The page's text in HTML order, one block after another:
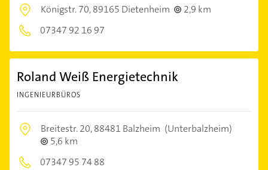
Königstr. 70,89165 Dietenheim
2,9 km
07347 92 16 97
Roland Weiß Energietechnik
INGENIEURBÜROS
Breitestr. 20,88481 Balzheim (Unterbalzheim)
5,6 km
07347 95 74 88